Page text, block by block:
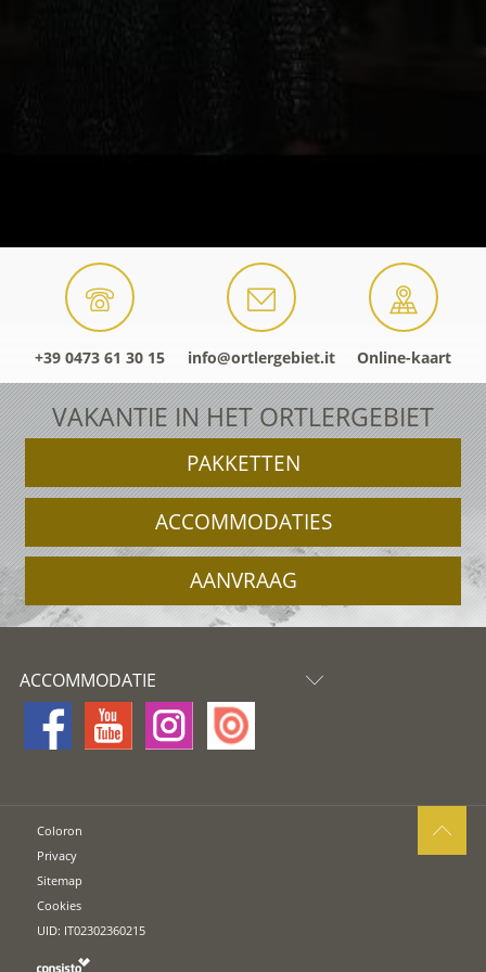
+39 0473 61 30 15 info@ortlergebiet.it Online-kaart
VAKANTIE IN HET ORTLERGEBIET
PAKKETTEN
ACCOMMODATIES
AANVRAAG
ACCOMMODATIE
Coloron
Privacy
Sitemap
Cookies
UID: IT02302360215